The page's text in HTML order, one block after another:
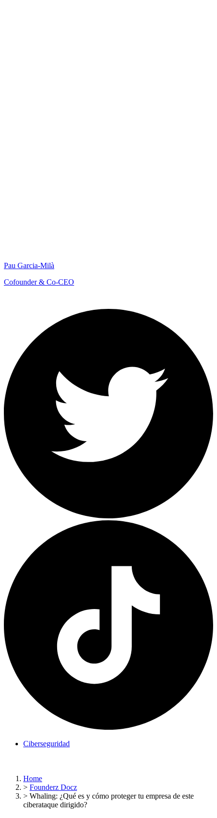
Pau Garcia-Milà
Cofounder & Co-CEO
Ciberseguridad
Home
> Founderz Docz
> Whaling: ¿Qué es y cómo proteger tu empresa de este
ciberataque dirigido?